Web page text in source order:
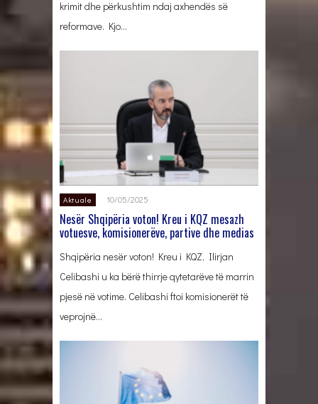
krimit dhe përkushtim ndaj axhendës së
reformave. Kjo…
Aktuale 10/05/2025
Nesër Shqipëria voton! Kreu i KQZ mesazh
votuesve, komisionerëve, partive dhe medias
Shqipëria nesër voton! Kreu i KQZ, Ilirjan
Celibashi u ka bërë thirrje qytetarëve të marrin
pjesë në votime. Celibashi ftoi komisionerët të
veprojnë…